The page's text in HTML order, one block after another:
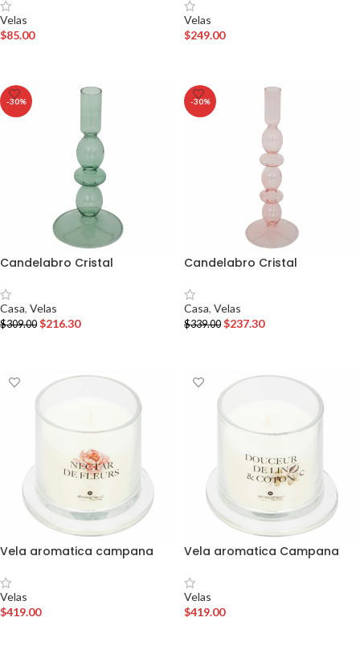
Velas
$85.00
Velas
$249.00
-30%
Candelabro Cristal
Casa, Velas
$309.00 $216.30
-30%
Candelabro Cristal
Casa, Velas
$339.00 $237.30
Vela aromatica campana
Velas
$419.00
Vela aromatica Campana
Velas
$419.00